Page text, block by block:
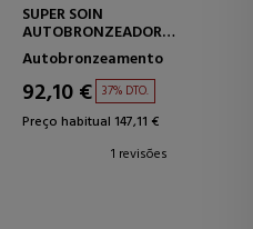
SUPER SOIN
AUTOBRONZEADOR
HIDRATANTE
Autobronzeamento
92,10 € 37% DTO.
Preço habitual 147,11 €
1 revisões